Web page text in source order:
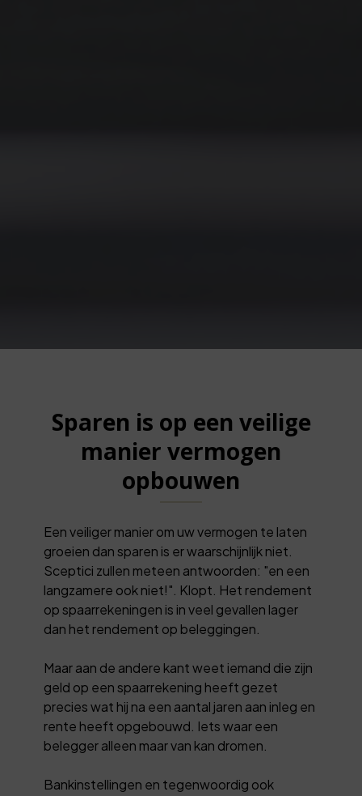
Sparen is op een veilige
manier vermogen
opbouwen
Een veiliger manier om uw vermogen te laten
groeien dan sparen is er waarschijnlijk niet.
Sceptici zullen meteen antwoorden: "en een
langzamere ook niet!". Klopt. Het rendement
op spaarrekeningen is in veel gevallen lager
dan het rendement op beleggingen.
Maar aan de andere kant weet iemand die zijn
geld op een spaarrekening heeft gezet
precies wat hij na een aantal jaren aan inleg en
rente heeft opgebouwd. Iets waar een
belegger alleen maar van kan dromen.
Bankinstellingen en tegenwoordig ook